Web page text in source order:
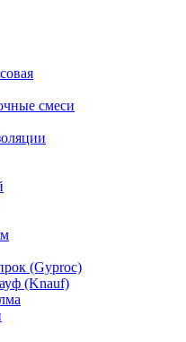
смеси
(Gyproc)
(Knauf)